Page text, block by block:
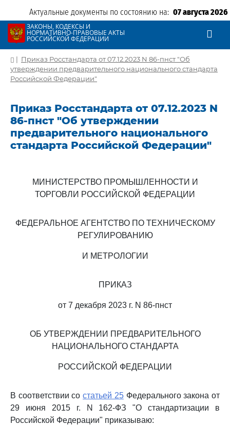
Актуальные документы по состоянию на: 07 августа 2026
ЗАКОНЫ, КОДЕКСЫ И
НОРМАТИВНО-ПРАВОВЫЕ АКТЫ
РОССИЙСКОЙ ФЕДЕРАЦИИ
| Приказ Росстандарта от 07.12.2023 N 86-пнст "Об
утверждении предварительного национального стандарта
Российской Федерации"
Приказ Росстандарта от 07.12.2023 N
86-пнст "Об утверждении
предварительного национального
стандарта Российской Федерации"
МИНИСТЕРСТВО ПРОМЫШЛЕННОСТИ И
ТОРГОВЛИ РОССИЙСКОЙ ФЕДЕРАЦИИ
ФЕДЕРАЛЬНОЕ АГЕНТСТВО ПО ТЕХНИЧЕСКОМУ
РЕГУЛИРОВАНИЮ
И МЕТРОЛОГИИ
ПРИКАЗ
от 7 декабря 2023 г. N 86-пнст
ОБ УТВЕРЖДЕНИИ ПРЕДВАРИТЕЛЬНОГО
НАЦИОНАЛЬНОГО СТАНДАРТА
РОССИЙСКОЙ ФЕДЕРАЦИИ
В соответствии состатьей 25Федерального закона от
29 июня 2015 г. N 162-ФЗ "О стандартизации в
Российской Федерации" приказываю: